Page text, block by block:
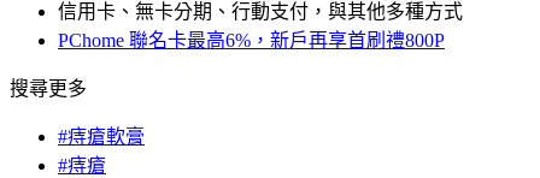
信用卡、無卡分期、行動支付，與其他多種方式
PChome 聯名卡最高6%，新戶再享首刷禮800P
搜尋更多
#痔瘡軟膏
#痔瘡